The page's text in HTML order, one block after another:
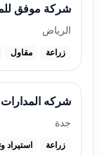
شركة موفق
الرياض
زراعة مقاول
شركه المدارات
جدة
زراعة استيراد